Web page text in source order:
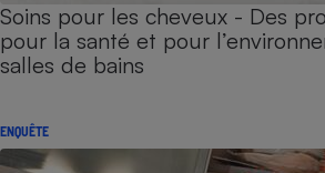
Soins pour les cheveux - Des
pour la santé et pour
salles de bains
ENQUÊTE